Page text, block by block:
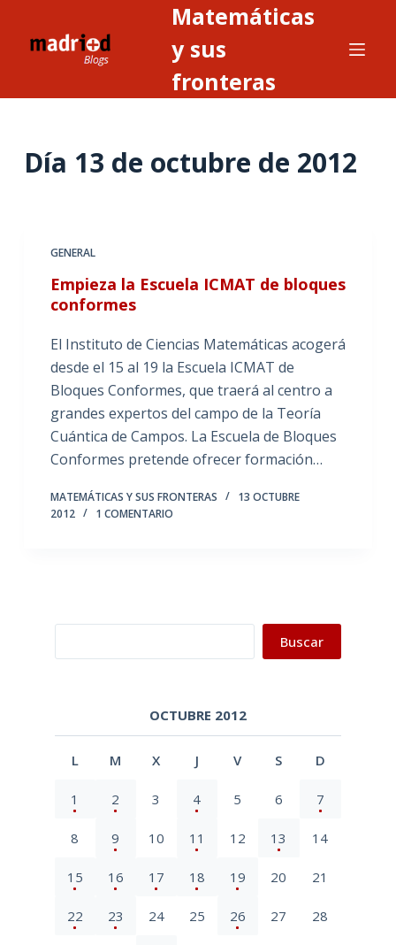
Matemáticas
y sus
fronteras
Día 13 de octubre de 2012
GENERAL
Empieza la Escuela ICMAT de bloques
conformes
El Instituto de Ciencias Matemáticas acogerá
desde el 15 al 19 la Escuela ICMAT de
Bloques Conformes, que traerá al centro a
grandes expertos del campo de la Teoría
Cuántica de Campos. La Escuela de Bloques
Conformes pretende ofrecer formación…
MATEMÁTICAS Y SUS FRONTERAS
13 OCTUBRE
2012
1 COMENTARIO
Buscar
OCTUBRE 2012
L M X J V S D
1 2 3 4 5 6 7
8 9 10 11 12 13 14
15 16 17 18 19 20 21
22 23 24 25 26 27 28